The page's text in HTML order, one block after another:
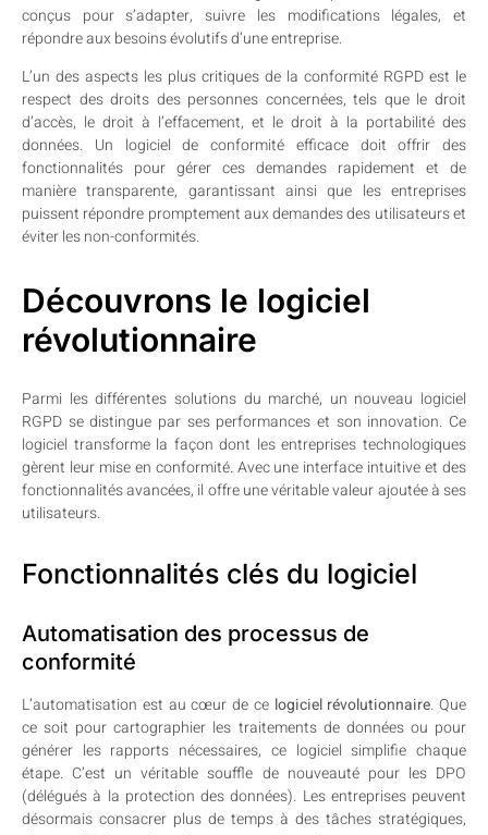
conçus pour s’adapter, suivre les modifications légales, et
répondre aux besoins évolutifs d’une entreprise.
L’un des aspects les plus critiques de la conformité RGPD est le
respect des droits des personnes concernées, tels que le droit
d’accès, le droit à l’effacement, et le droit à la portabilité des
données. Un logiciel de conformité efficace doit offrir des
fonctionnalités pour gérer ces demandes rapidement et de
manière transparente, garantissant ainsi que les entreprises
puissent répondre promptement aux demandes des utilisateurs et
éviter les non-conformités.
Découvrons le logiciel
révolutionnaire
Parmi les différentes solutions du marché, un nouveau logiciel
RGPD se distingue par ses performances et son innovation. Ce
logiciel transforme la façon dont les entreprises technologiques
gèrent leur mise en conformité. Avec une interface intuitive et des
fonctionnalités avancées, il offre une véritable valeur ajoutée à ses
utilisateurs.
Fonctionnalités clés du logiciel
Automatisation des processus de
conformité
L’automatisation est au cœur de ce logiciel révolutionnaire. Que
ce soit pour cartographier les traitements de données ou pour
générer les rapports nécessaires, ce logiciel simplifie chaque
étape. C’est un véritable souffle de nouveauté pour les DPO
(délégués à la protection des données). Les entreprises peuvent
désormais consacrer plus de temps à des tâches stratégiques,